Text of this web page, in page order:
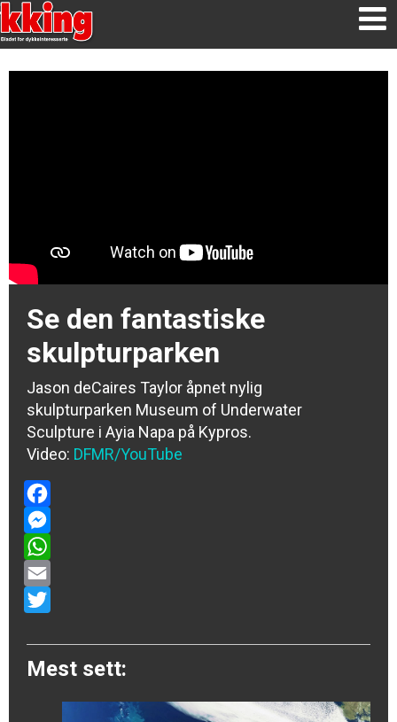
Se den fantastiske
skulpturparken
Jason deCaires Taylor åpnet nylig
skulpturparken Museum of Underwater
Sculpture i Ayia Napa på Kypros.
Video: DFMR/YouTube
Facebook
Messenger
WhatsApp
Email
Mest sett: